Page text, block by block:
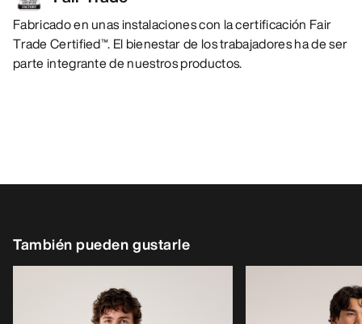
Fabricado en unas instalaciones con la certificación Fair
Trade Certified™. El bienestar de los trabajadores ha de ser
parte integrante de nuestros productos.
También pueden gustarle